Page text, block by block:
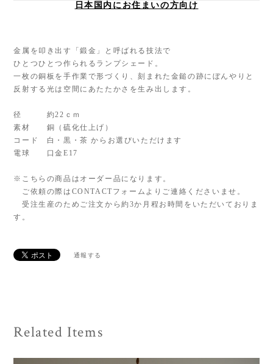
日本国内にお住まいの方向け
金属を叩き出す「鍛金」と呼ばれる技法で
ひとつひとつ作られるランプシェード。
一枚の銅板を手作業で形づくり、刻まれた金鎚の跡にぼんやりと
反射する光は空間にあたたかさを生み出します。
径 約22ｃｍ
素材 銅（硫化仕上げ）
コード 白・黒・茶 からお選びいただけます
電球 口金E17
※こちらの商品はオーダー品になります。
ご依頼の際はCONTACTフォームよりご連絡くださいませ。
受注生産のためご注文から約3か月程お時間をいただいておりま
す。
通報する
Related Items